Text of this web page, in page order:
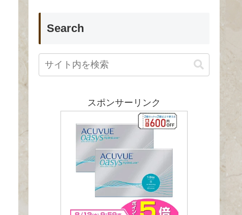
Search
スポンサーリンク